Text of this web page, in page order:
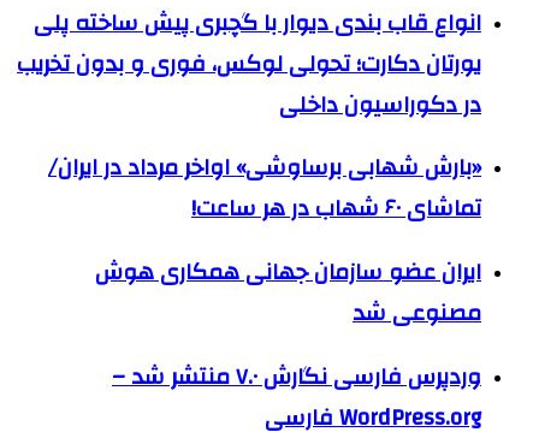
انواع قاب بندی دیوار با گچبری پیش ساخته پلی
یورتان دکارت؛ تحولی لوکس، فوری و بدون تخریب
در دکوراسیون داخلی
«بارش شهابی برساوشی» اواخر مرداد در ایران/
تماشای ۶۰ شهاب در هر ساعت!
ایران عضو سازمان جهانی همکاری هوش
مصنوعی شد
وردپرس فارسی نگارش ۷.۰ منتشر شد –
WordPress.org فارسی